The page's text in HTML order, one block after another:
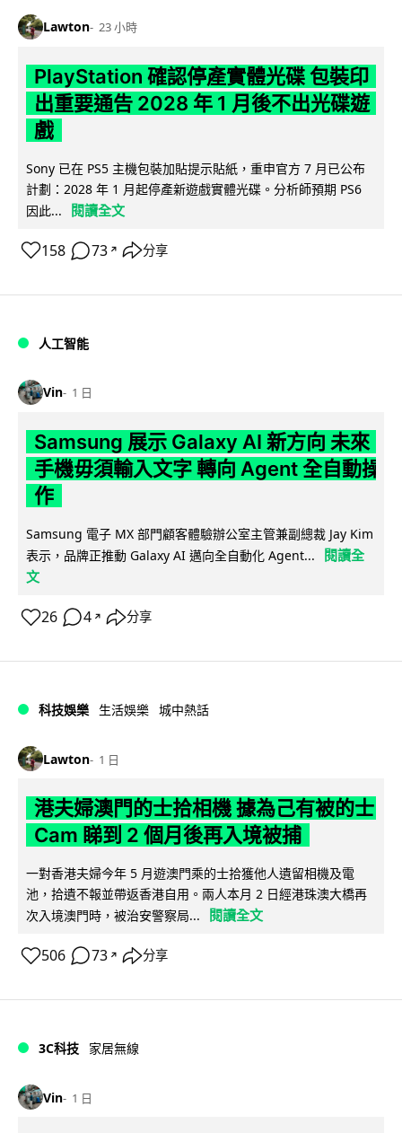
Lawton 23 小時
PlayStation 確認停產實體光碟 包裝印
出重要通告 2028 年 1 月後不出光碟遊
戲
Sony 已在 PS5 主機包裝加貼提示貼紙，重申官方 7 月已公布
計劃：2028 年 1 月起停產新遊戲實體光碟。分析師預期 PS6
因此...
閱讀全文
158 73 ↗ 分享
人工智能
Vin 1 日
Samsung 展示 Galaxy AI 新方向 未來
手機毋須輸入文字 轉向 Agent 全自動操
作
Samsung 電子 MX 部門顧客體驗辦公室主管兼副總裁 Jay Kim
表示，品牌正推動 Galaxy AI 邁向全自動化 Agent...
閱讀全
文
26 4 ↗ 分享
科技娛樂 生活娛樂 城中熱話
Lawton 1 日
港夫婦澳門的士拾相機 據為己有被的士
Cam 睇到 2 個月後再入境被捕
一對香港夫婦今年 5 月遊澳門乘的士拾獲他人遺留相機及電
池，拾遺不報並帶返香港自用。兩人本月 2 日經港珠澳大橋再
次入境澳門時，被治安警察局...
閱讀全文
506 73 ↗ 分享
3C科技 家居無線
Vin 1 日